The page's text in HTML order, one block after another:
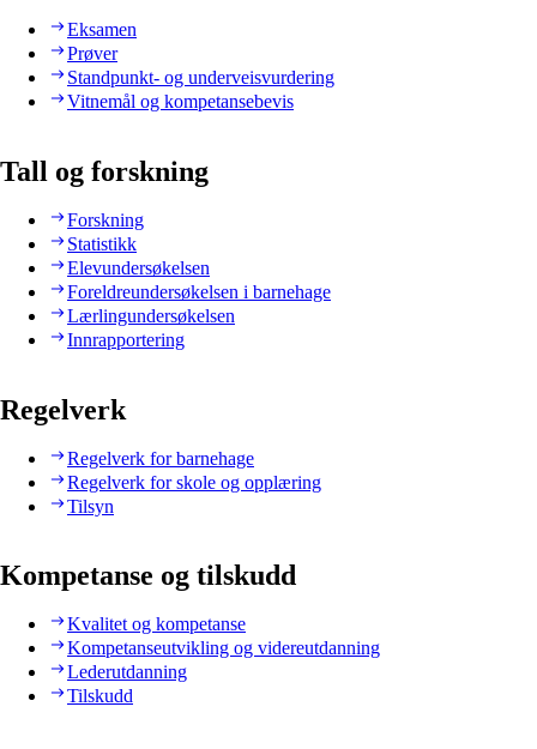
Eksamen
Prøver
Standpunkt- og underveisvurdering
Vitnemål og kompetansebevis
Tall og forskning
Forskning
Statistikk
Elevundersøkelsen
Foreldreundersøkelsen i barnehage
Lærlingundersøkelsen
Innrapportering
Regelverk
Regelverk for barnehage
Regelverk for skole og opplæring
Tilsyn
Kompetanse og tilskudd
Kvalitet og kompetanse
Kompetanseutvikling og videreutdanning
Lederutdanning
Tilskudd